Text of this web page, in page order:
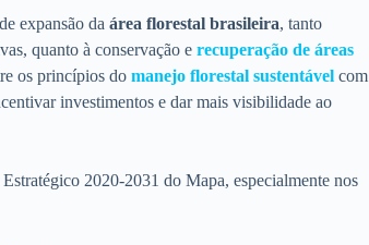
expansão da área florestal brasileira, tanto
quanto à conservação e recuperação de áreas
os princípios do manejo florestal sustentável com
investimentos e dar mais visibilidade ao
2020-2031 do Mapa, especialmente nos